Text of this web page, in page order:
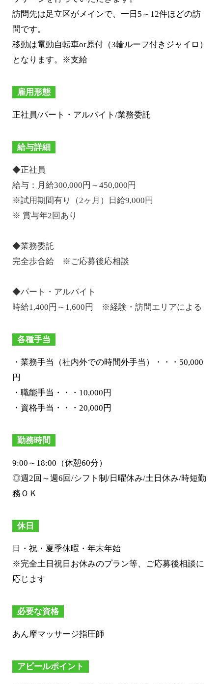
訪問先は足立区がメインで、一日5～12件ほどの訪
問です。
移動は電動自転車or原付（3輪ルーフ付きジャイロ）
となります。※支給
雇用形態
正社員/パート・アルバイト/業務委託
給与詳細
◆正社員
給与：月給300,000円～450,000円
※試用期間有り（2ヶ月）日給9,000円
※ 賞与年2回あり
◆業務委託
完全歩合給 ※ご応募後応相談
◆パート・アルバイト
時給1,400円～1,600円 ※経験・訪問エリアによる
各種手当
・業務手当（社内外での時間外手当）・・・50,000
円
・職能手当・・・10,000円
・資格手当・・・20,000円
勤務時間
9:00～18:00（休憩60分）
◎週2回～週6回/シフト制/日曜休み/土日休み/時短勤
務ＯＫ
休日
日・祝・夏季休暇・年末年始
※完全土日祝日お休みのプラン等、ご応募後相談に
応じます
必要な資格
あん摩マッサージ指圧師
アピールポイント